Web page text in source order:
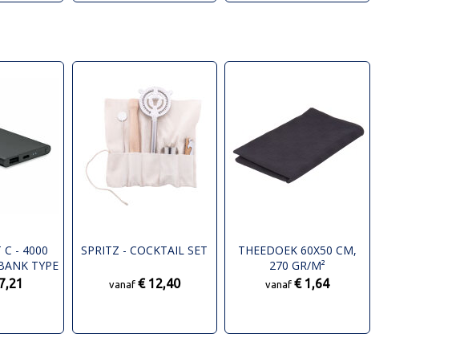
C - 4000
TYPE
SPRITZ - COCKTAIL SET
vanaf € 12,40
THEEDOEK 60X50 CM,
270 GR/M²
vanaf€ 1,64